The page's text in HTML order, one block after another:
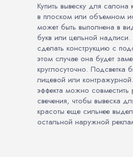
Купить вывеску для
в плоском или объемном
может быть выполнена в
букв или цельной
сделать конструкцию с
этом случае она будет
круглосуточно. Подсветка
лицевой или
эффекта можно
свечения, чтобы вывеска
красоты еще сильнее
остальной наружной